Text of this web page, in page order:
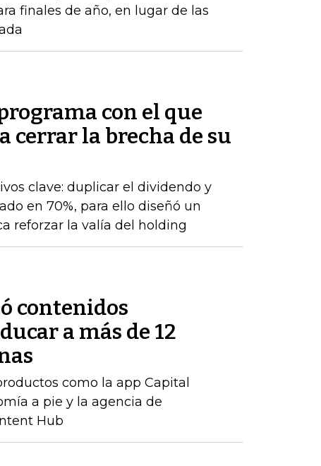
finales de año, en lugar de las
con el que
cerrar la brecha de su
clave: duplicar el dividendo y
en 70%, para ello diseñó un
reforzar la valía del holding
contenidos
a más de 12
como la app Capital
a pie y la agencia de
Hub